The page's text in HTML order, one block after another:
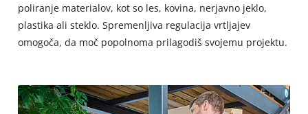
poliranje materialov, kot so les, kovina, nerjavno jeklo,
plastika ali steklo. Spremenljiva regulacija vrtljajev
omogoča, da moč popolnoma prilagodiš svojemu projektu.